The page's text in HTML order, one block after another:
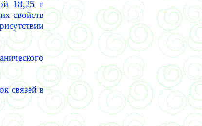
18,25 г
свойств
связей в